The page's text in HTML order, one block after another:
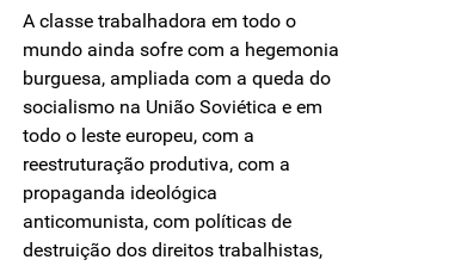
A classe trabalhadora em todo o
mundo ainda sofre com a hegemonia
burguesa, ampliada com a queda do
socialismo na União Soviética e em
todo o leste europeu, com a
reestruturação produtiva, com a
propaganda ideológica
anticomunista, com políticas de
destruição dos direitos trabalhistas,